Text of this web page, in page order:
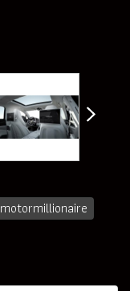
motormillionaire